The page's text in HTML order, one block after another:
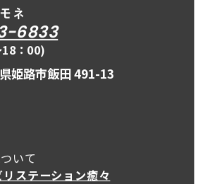
6833
：00)
姫路市飯田 491-13
いて
ステーション癒々